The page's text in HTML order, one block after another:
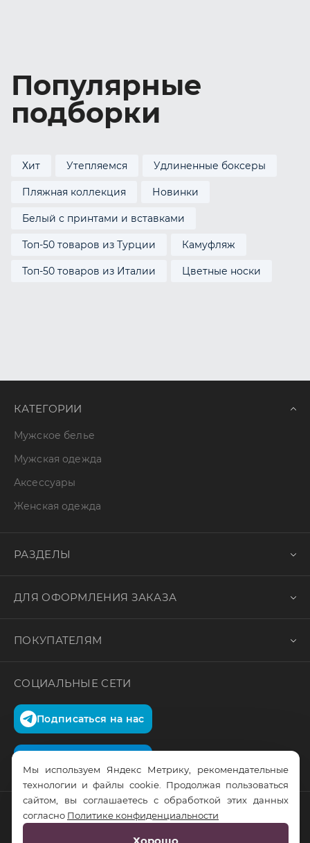
Популярные
подборки
Хит Утепляемся Удлиненные боксеры
Пляжная коллекция Новинки
Белый с принтами и вставками
Топ-50 товаров из Турции Камуфляж
Топ-50 товаров из Италии Цветные носки
КАТЕГОРИИ
Мужское белье
Мужская одежда
Аксессуары
Женская одежда
РАЗДЕЛЫ
ДЛЯ ОФОРМЛЕНИЯ ЗАКАЗА
ПОКУПАТЕЛЯМ
СОЦИАЛЬНЫЕ СЕТИ
Подписаться на нас
© RusTrus. 2011-2026. Все права защищены
Мы используем Яндекс Метрику, рекомендательные
технологии и файлы cookie. Продолжая пользоваться
сайтом, вы соглашаетесь с обработкой этих данных
согласно Политике конфиденциальности